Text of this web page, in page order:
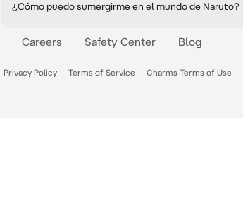
¿Cómo puedo sumergirme en el mundo de Naruto?
Careers Safety Center Blog
Privacy Policy Terms of Service Charms Terms of Use